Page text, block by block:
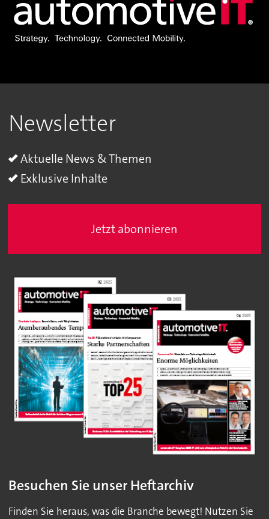
Newsletter
Aktuelle News & Themen
Exklusive Inhalte
Jetzt abonnieren
Besuchen Sie unser Heftarchiv
Finden Sie heraus, was die Branche bewegt! Nutzen Sie